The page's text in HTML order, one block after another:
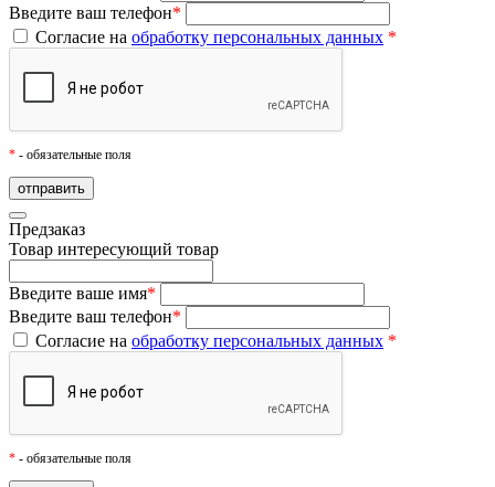
Введите ваш телефон*
Согласие на обработку персональных данных *
* - обязательные поля
Предзаказ
Товар интересующий товар
Введите ваше имя*
Введите ваш телефон*
Согласие на обработку персональных данных *
* - обязательные поля